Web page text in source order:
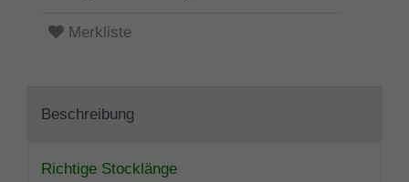
Merkliste
Beschreibung
Richtige Stocklänge